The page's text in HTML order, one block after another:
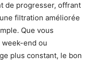
de progresser, offrant
filtration améliorée
Que vous
end ou
plus constant, le bon